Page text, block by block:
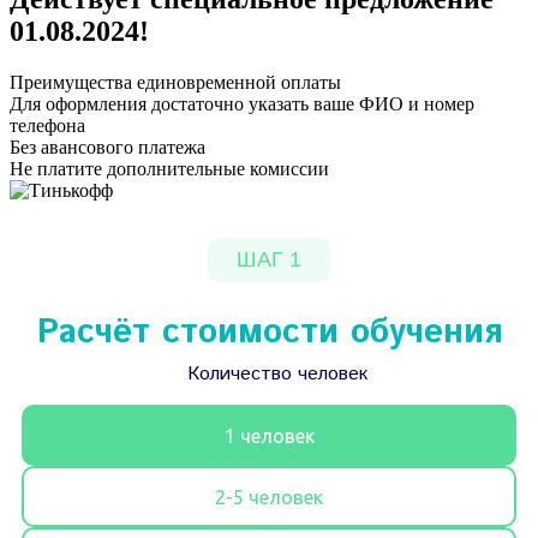
01.08.2024!
Преимущества единовременной оплаты
Для оформления достаточно указать ваше ФИО и номер
телефона
Без авансового платежа
Не платите дополнительные комиссии